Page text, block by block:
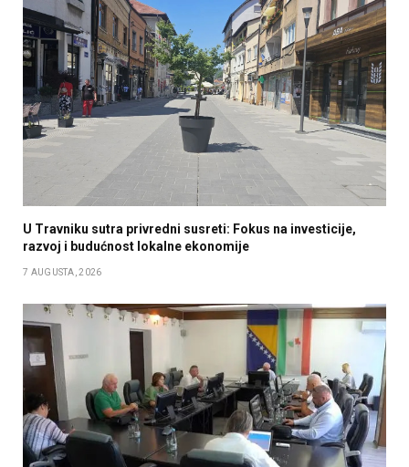
U Travniku sutra privredni susreti: Fokus na investicije,
razvoj i budućnost lokalne ekonomije
7 AUGUSTA, 2026